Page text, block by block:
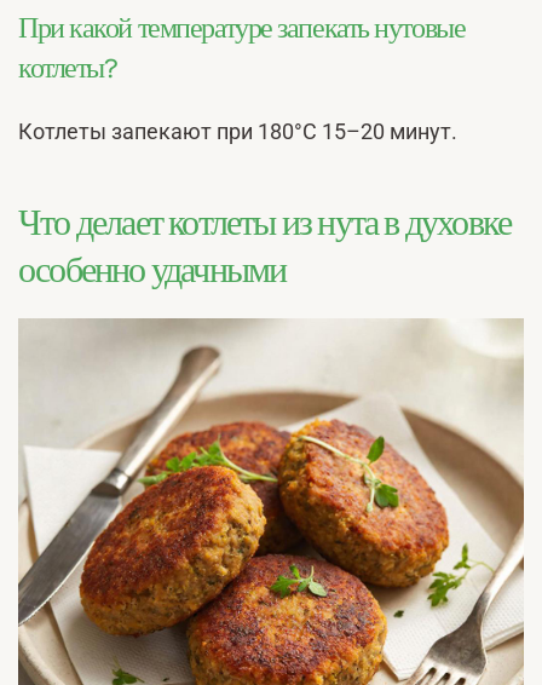
При какой температуре запекать нутовые
котлеты?
Котлеты запекают при 180°C 15–20 минут.
Что делает котлеты из нута в духовке
особенно удачными